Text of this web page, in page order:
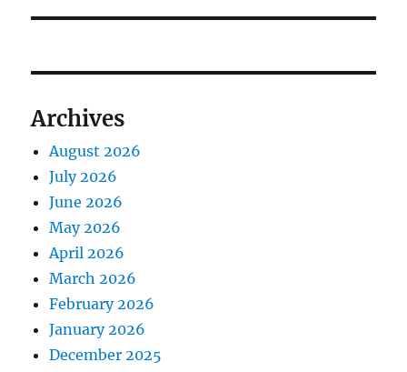
g
i
n
p
s
:Archives
August 2026
July 2026
June 2026
May 2026
April 2026
March 2026
February 2026
January 2026
December 2025